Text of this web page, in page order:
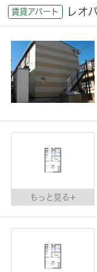
賃貸アパート レオ
もっと見る